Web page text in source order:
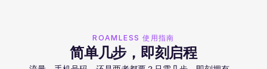
ROAMLESS 使用指南
简单几步，即刻启程